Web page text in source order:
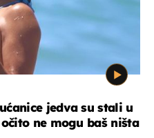
jedva su stali u
ne mogu baš ništa